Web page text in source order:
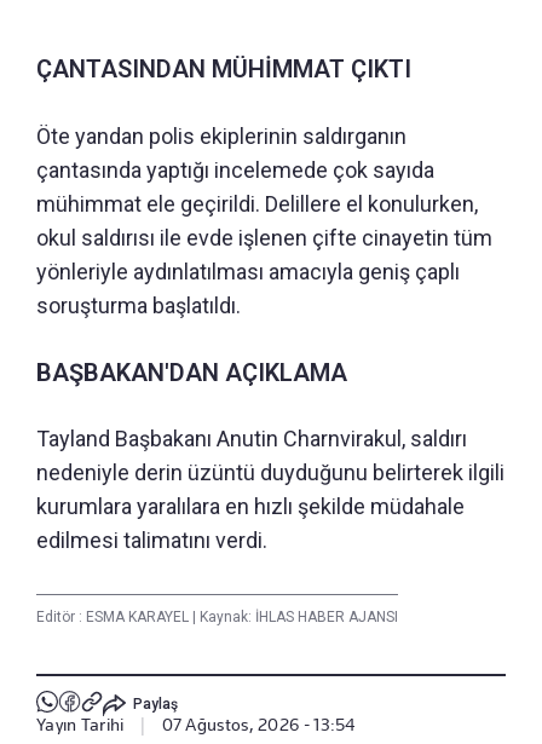
ÇANTASINDAN MÜHİMMAT ÇIKTI
Öte yandan polis ekiplerinin saldırganın
çantasında yaptığı incelemede çok sayıda
mühimmat ele geçirildi. Delillere el konulurken,
okul saldırısı ile evde işlenen çifte cinayetin tüm
yönleriyle aydınlatılması amacıyla geniş çaplı
soruşturma başlatıldı.
BAŞBAKAN'DAN AÇIKLAMA
Tayland Başbakanı Anutin Charnvirakul, saldırı
nedeniyle derin üzüntü duyduğunu belirterek ilgili
kurumlara yaralılara en hızlı şekilde müdahale
edilmesi talimatını verdi.
Editör : ESMA KARAYEL Kaynak: İHLAS HABER AJANSI
Paylaş
Yayın Tarihi 07 Ağustos, 2026 - 13:54